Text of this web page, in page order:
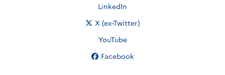
Nous suivre sur
LinkedIn
Nous suivre sur
X (ex-Twitter)
Nous suivre sur
YouTube
Nous suivre sur
Facebook